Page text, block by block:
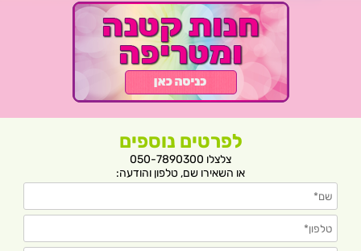
לפרטים נוספים
צלצלו 050-7890300
או השאירו שם, טלפון והודעה: